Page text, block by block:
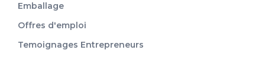
Emballage
Offres d'emploi
Temoignages Entrepreneurs